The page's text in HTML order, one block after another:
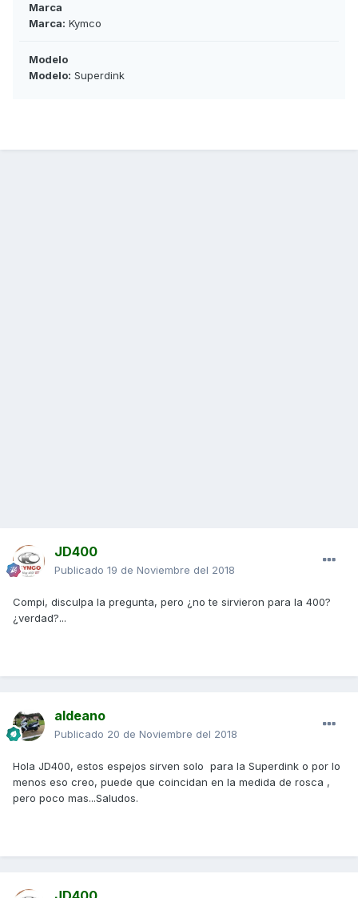
Marca
Marca: Kymco
Modelo
Modelo: Superdink
JD400
Publicado 19 de Noviembre del 2018
Compi, disculpa la pregunta, pero ¿no te sirvieron para la 400?
¿verdad?...
aldeano
Publicado 20 de Noviembre del 2018
Hola JD400, estos espejos sirven solo para la Superdink o por lo
menos eso creo, puede que coincidan en la medida de rosca ,
pero poco mas...Saludos.